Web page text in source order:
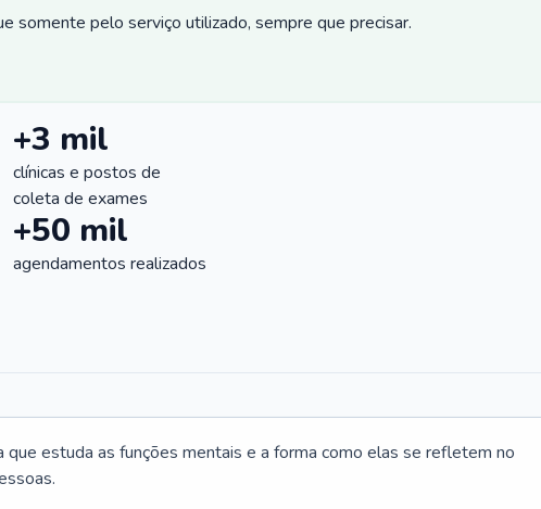
somente pelo serviço utilizado, sempre que precisar.
+3 mil
clínicas e postos de
coleta de exames
+50 mil
agendamentos realizados
que estuda as funções mentais e a forma como elas se refletem no